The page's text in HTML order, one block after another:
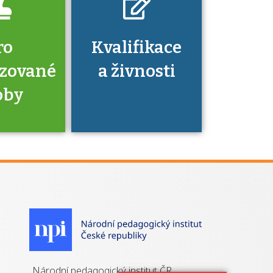
získání
Kvalifikace
a živnosti